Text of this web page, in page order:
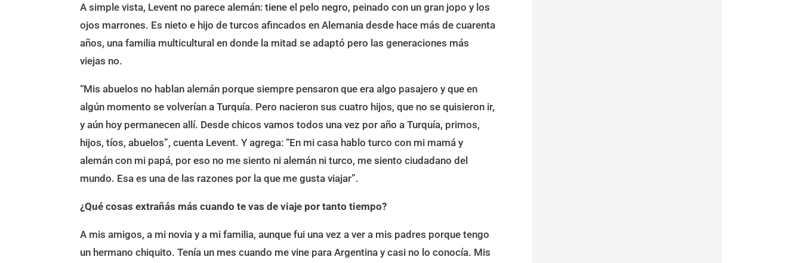
A simple vista, Levent no parece alemán: tiene el pelo negro, peinado con un gran jopo y los
ojos marrones. Es nieto e hijo de turcos afincados en Alemania desde hace más de cuarenta
años, una familia multicultural en donde la mitad se adaptó pero las generaciones más
viejas no.
“Mis abuelos no hablan alemán porque siempre pensaron que era algo pasajero y que en
algún momento se volverían a Turquía. Pero nacieron sus cuatro hijos, que no se quisieron ir,
y aún hoy permanecen allí. Desde chicos vamos todos una vez por año a Turquía, primos,
hijos, tíos, abuelos”, cuenta Levent. Y agrega: “En mi casa hablo turco con mi mamá y
alemán con mi papá, por eso no me siento ni alemán ni turco, me siento ciudadano del
mundo. Esa es una de las razones por la que me gusta viajar”.
¿Qué cosas extrañás más cuando te vas de viaje por tanto tiempo?
A mis amigos, a mi novia y a mi familia, aunque fui una vez a ver a mis padres porque tengo
un hermano chiquito. Tenía un mes cuando me vine para Argentina y casi no lo conocía. Mis